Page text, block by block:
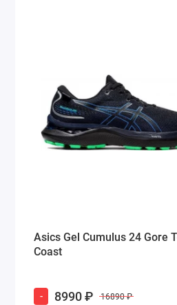
Asics Gel Cumulus 24 Gore
Coast
- 8990 ₽ 16890 ₽